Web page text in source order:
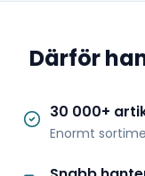
Därför
30 000+
Enormt